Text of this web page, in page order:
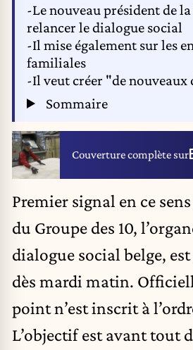
-Le nouveau président de
relancer le dialogue social
-Il mise également sur les
familiales
-Il veut créer "de nouveaux
Sommaire
Couverture complète sur
Premier signal en ce
du Groupe des 10,
dialogue social belge,
dès mardi matin.
point n’est inscrit à
L’objectif est avant tout